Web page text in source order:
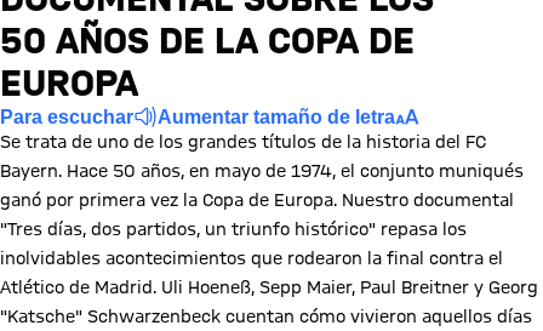
50 AÑOS DE LA COPA DE
EUROPA
Para escuchar Aumentar tamaño de letra
Se trata de uno de los grandes títulos de la historia del FC
Bayern. Hace 50 años, en mayo de 1974, el conjunto muniqués
ganó por primera vez la Copa de Europa. Nuestro documental
"Tres días, dos partidos, un triunfo histórico" repasa los
inolvidables acontecimientos que rodearon la final contra el
Atlético de Madrid. Uli Hoeneß, Sepp Maier, Paul Breitner y Georg
"Katsche" Schwarzenbeck cuentan cómo vivieron aquellos días